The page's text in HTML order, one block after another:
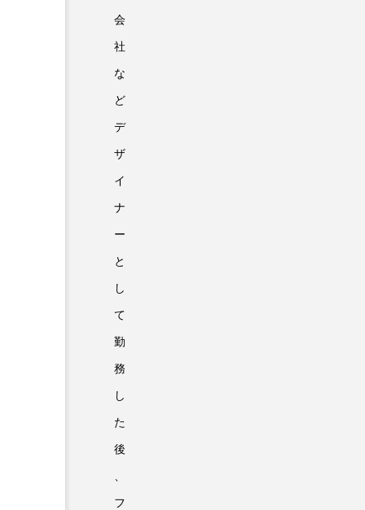
会
社
な
ど
デ
ザ
イ
ナ
ー
と
し
て
勤
務
し
た
後
フ